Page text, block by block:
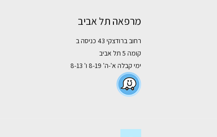
מרפאה תל אביב
רחוב ברודצקי 43 כניסה ב
קומה 5 תל אביב
ימי קבלה א'-ה' 8-19 ו' 8-13